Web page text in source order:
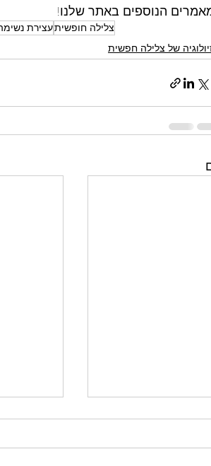
הנוספים באתר שלנו!
צלילה חופשיתעצירת
של צלילה חפשית